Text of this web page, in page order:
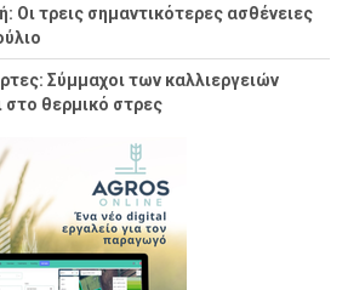
Οι τρεις σημαντικότερες ασθένειες
Σύμμαχοι των καλλιεργειών
στο θερμικό στρες